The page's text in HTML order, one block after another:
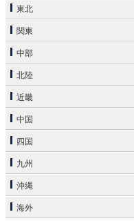
東北
関東
中部
北陸
近畿
中国
四国
九州
沖縄
海外